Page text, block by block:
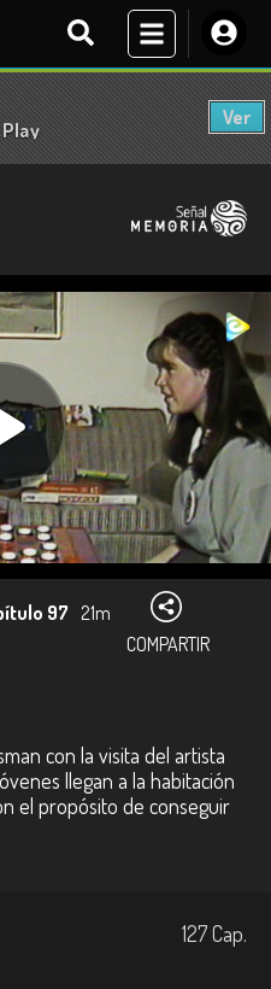
Play
Ver
97 21m
COMPARTIR
con la visita del artista
llegan a la habitación
el propósito de conseguir
127Cap.